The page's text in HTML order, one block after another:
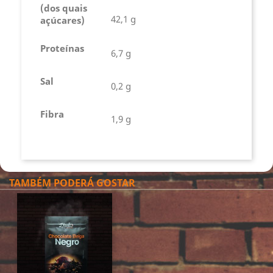
(dos quais
açúcares)
42,1 g
Proteínas 6,7 g
Sal 0,2 g
Fibra 1,9 g
TAMBÉM PODERÁ GOSTAR